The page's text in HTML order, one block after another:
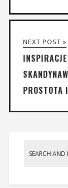
NEXT POST »
PROSTOTA